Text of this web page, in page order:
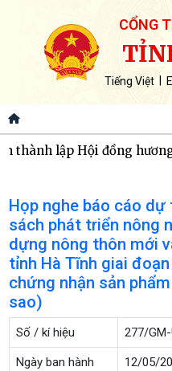
CỔNG
Tiếng Việt
thành lập Hội đồng
Họp nghe báo cáo dự
sách phát triển nông
dựng nông thôn mới
tỉnh Hà Tĩnh giai
chứng nhận sản
sao)
Số / kí hiệu 277/GM-
Ngày ban hành 12/05/